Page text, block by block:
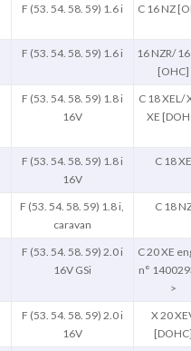
F (53. 54. 58. 59) 1.6 i C 16 NZ
F (53. 54. 58. 59) 1.6 i
16 NZR/
[OHC]
F (53. 54. 58. 59) 1.8 i
16V
C 18 XEL/
XE
F (53. 54. 58. 59) 1.8 i
16V
C 18
F (53. 54. 58. 59) 1.8 i,
caravan
C 18
F (53. 54. 58. 59) 2.0 i
16V GSi
C 20 XE
n°
>
F (53. 54. 58. 59) 2.0 i
16V
X 20